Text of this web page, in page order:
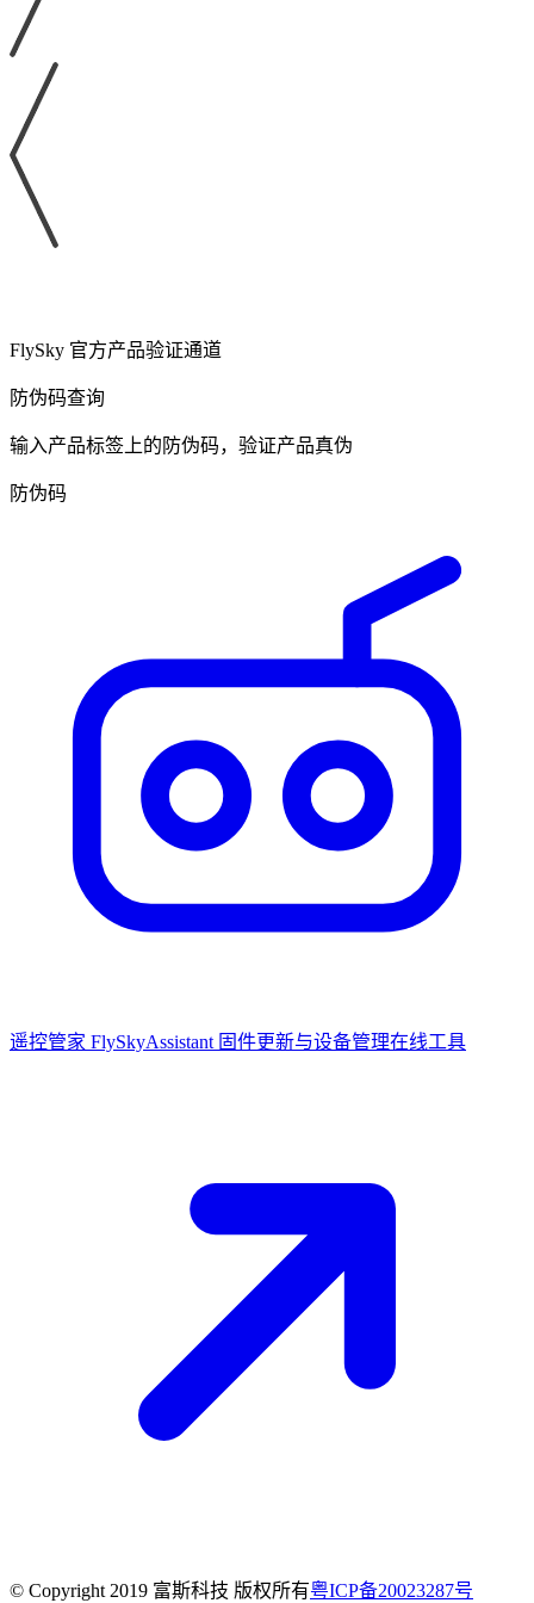
FlySky 官方产品验证通道
防伪码查询
输入产品标签上的防伪码，验证产品真伪
防伪码
遥控管家 FlySkyAssistant 固件更新与设备管理在线工具
© Copyright 2019 富斯科技 版权所有粤ICP备20023287号